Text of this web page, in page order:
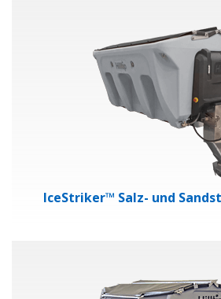
IceStriker™ Salz- und